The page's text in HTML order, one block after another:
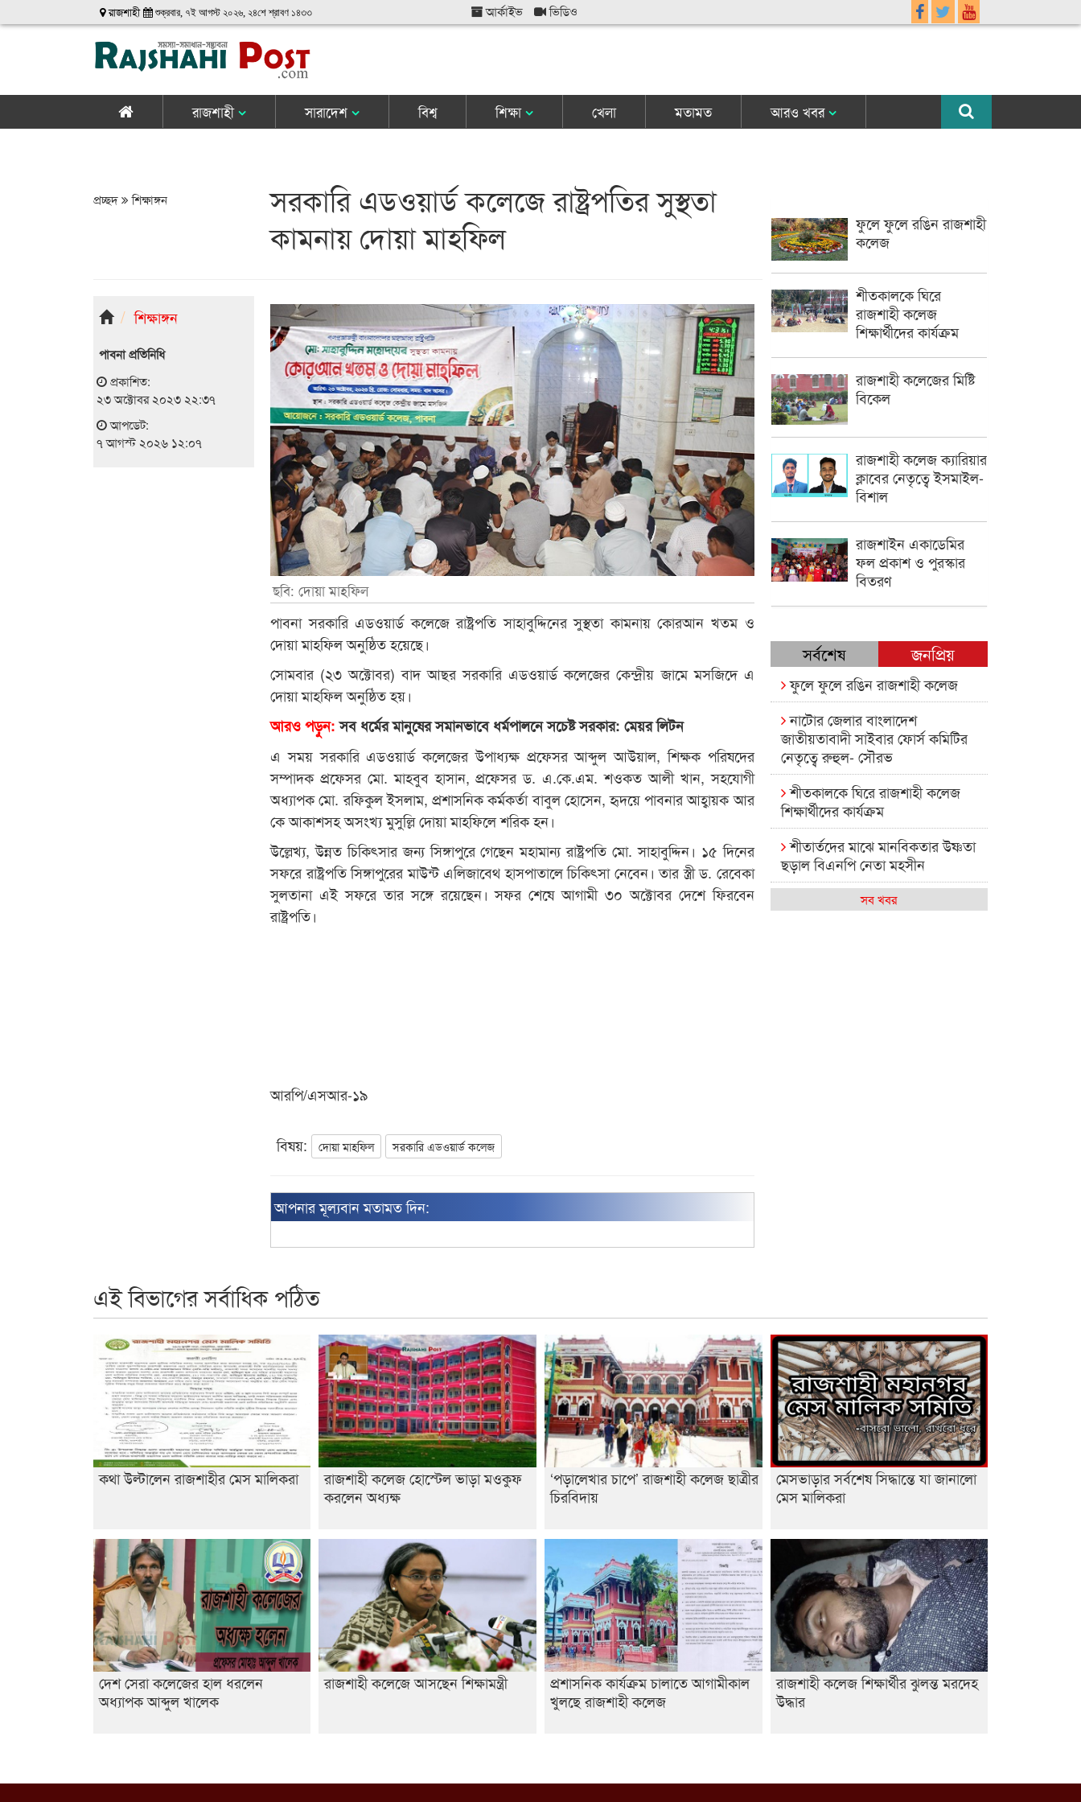
রাজশাহী শুক্রবার, ৭ই আগস্ট ২০২৬, ২৪শে শ্রাবণ ১৪৩৩ আর্কাইভ ভিডিও
রাজশাহী সারাদেশ বিশ্ব শিক্ষা খেলা মতামত আরও খবর
প্রচ্ছদ শিক্ষাঙ্গন
সরকারি এডওয়ার্ড কলেজে রাষ্ট্রপতির সুস্থতা
কামনায় দোয়া মাহফিল
শিক্ষাঙ্গন
পাবনা প্রতিনিধি
প্রকাশিত:
২৩ অক্টোবর ২০২৩ ২২:৩৭
আপডেট:
৭ আগস্ট ২০২৬ ১২:০৭
ছবি: দোয়া মাহফিল
পাবনা সরকারি এডওয়ার্ড কলেজে রাষ্ট্রপতি সাহাবুদ্দিনের সুস্থতা কামনায় কোরআন খতম ও
দোয়া মাহফিল অনুষ্ঠিত হয়েছে।
সোমবার (২৩ অক্টোবর) বাদ আছর সরকারি এডওয়ার্ড কলেজের কেন্দ্রীয় জামে মসজিদে এ
দোয়া মাহফিল অনুষ্ঠিত হয়।
আরও পড়ুন:সব ধর্মের মানুষের সমানভাবে ধর্মপালনে সচেষ্ট সরকার: মেয়র লিটন
এ সময় সরকারি এডওয়ার্ড কলেজের উপাধ্যক্ষ প্রফেসর আব্দুল আউয়াল, শিক্ষক পরিষদের
সম্পাদক প্রফেসর মো. মাহবুব হাসান, প্রফেসর ড. এ.কে.এম. শওকত আলী খান, সহযোগী
অধ্যাপক মো. রফিকুল ইসলাম, প্রশাসনিক কর্মকর্তা বাবুল হোসেন, হৃদয়ে পাবনার আহ্বায়ক আর
কে আকাশসহ অসংখ্য মুসুল্লি দোয়া মাহফিলে শরিক হন।
উল্লেখ্য, উন্নত চিকিৎসার জন্য সিঙ্গাপুরে গেছেন মহামান্য রাষ্ট্রপতি মো. সাহাবুদ্দিন। ১৫ দিনের
সফরে রাষ্ট্রপতি সিঙ্গাপুরের মাউন্ট এলিজাবেথ হাসপাতালে চিকিৎসা নেবেন। তার স্ত্রী ড. রেবেকা
সুলতানা এই সফরে তার সঙ্গে রয়েছেন। সফর শেষে আগামী ৩০ অক্টোবর দেশে ফিরবেন
রাষ্ট্রপতি।
আরপি/এসআর-১৯
বিষয়: দোয়া মাহফিল সরকারি এডওয়ার্ড কলেজ
আপনার মূল্যবান মতামত দিন:
ফুলে ফুলে রঙিন রাজশাহী
কলেজ
শীতকালকে ঘিরে
রাজশাহী কলেজ
শিক্ষার্থীদের কার্যক্রম
রাজশাহী কলেজের মিষ্টি
বিকেল
রাজশাহী কলেজ ক্যারিয়ার
ক্লাবের নেতৃত্বে ইসমাইল-
বিশাল
রাজশাইন একাডেমির
ফল প্রকাশ ও পুরস্কার
বিতরণ
সর্বশেষ জনপ্রিয়
ফুলে ফুলে রঙিন রাজশাহী কলেজ
নাটোর জেলার বাংলাদেশ
জাতীয়তাবাদী সাইবার ফোর্স কমিটির
নেতৃত্বে রুহুল- সৌরভ
শীতকালকে ঘিরে রাজশাহী কলেজ
শিক্ষার্থীদের কার্যক্রম
শীতার্তদের মাঝে মানবিকতার উষ্ণতা
ছড়াল বিএনপি নেতা মহসীন
রাজশাহী কলেজের মিষ্টি বিকেল
ডাকসুতে শিবিরের নিরঙ্কুশ জয়
রাজশাহীতে ট্রাকচাপায় ভ্যানচালক
নিহত
শেষ সময়ে ভোট কারচুরি অভিযোগ
আবিদের
সব খবর
এই বিভাগের সর্বাধিক পঠিত
কথা উল্টালেন রাজশাহীর মেস মালিকরা
রাজশাহী কলেজ হোস্টেল ভাড়া মওকুফ
করলেন অধ্যক্ষ
‘পড়ালেখার চাপে’ রাজশাহী কলেজ ছাত্রীর
চিরবিদায়
মেসভাড়ার সর্বশেষ সিদ্ধান্তে যা জানালো
মেস মালিকরা
দেশ সেরা কলেজের হাল ধরলেন
অধ্যাপক আব্দুল খালেক
রাজশাহী কলেজে আসছেন শিক্ষামন্ত্রী
প্রশাসনিক কার্যক্রম চালাতে আগামীকাল
খুলছে রাজশাহী কলেজ
রাজশাহী কলেজ শিক্ষার্থীর ঝুলন্ত মরদেহ
উদ্ধার